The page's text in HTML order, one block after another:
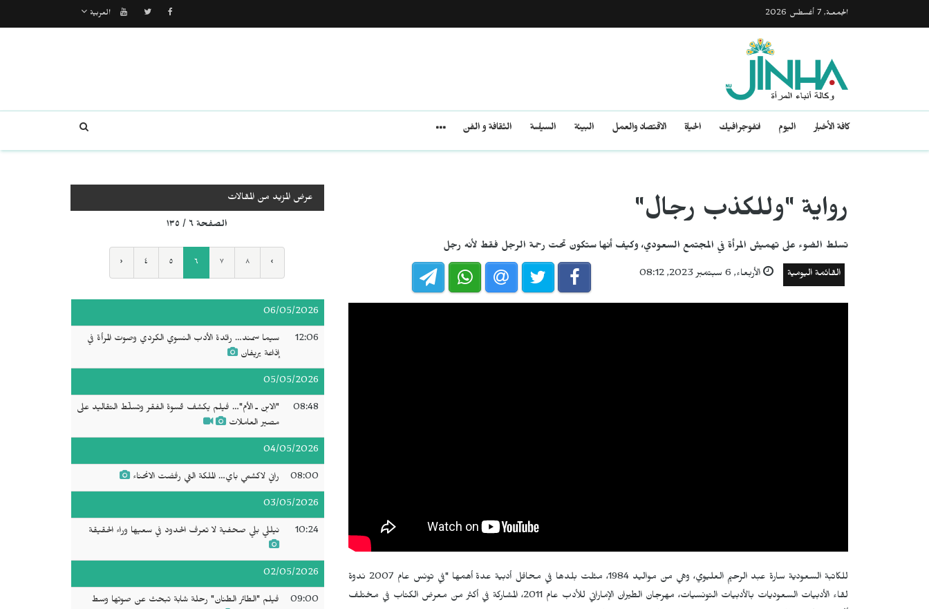
الجمعـة, 7 أغسطس 2026 العربية
كافة الأخبار اليوم انفوجرافيك الحياة الاقتصاد والعمل البيئة السياسة الثقافة و الفن
رواية "وللكذب رجال"
تسلط الضوء على تهميش المرأة في المجتمع السعودي، وكيف أنها ستكون تحت رحمة الرجل فقط لأنه رجل
القائمة اليومية الأربعاء, 6 سبتمبر 2023, 08:12
للكاتبة السعودية سارة عبد الرحيم العليوي، وهي من مواليد 1984، مثلت بلدها في محافل أدبية عدة أهمها "في تونس عام 2007 ندوة
لقاء الأدبيات السعوديات بالأدبيات التونسيات، مهرجان الطيران الإماراتي للأدب عام 2011، المشاركة في أكثر من معرض الكتاب في مختلف
عرض المزيد من المقالات
الصفحة ٦ / ١٣٥
‹ ٤ ٥ ٦ ٧ ٨ ›
06/05/2026
12:06
سيما سمند… رائدة الأدب النسوي الكردي وصوت المرأة في
إذاعة يريفان
05/05/2026
08:48
"الابن ـ الأم"… فيلم يكشف قسوة الفقر وتسلّط التقاليد على
مصير العاملات
04/05/2026
08:00 راني لاكشمي باي… الملكة التي رفضت الانحناء
03/05/2026
10:24 نيللي بلي صحفية لا تعرف الحدود في سعيها وراء الحقيقة
02/05/2026
09:00
فيلم "الطائر الطنان" رحلة شابة تبحث عن صوتها وسط